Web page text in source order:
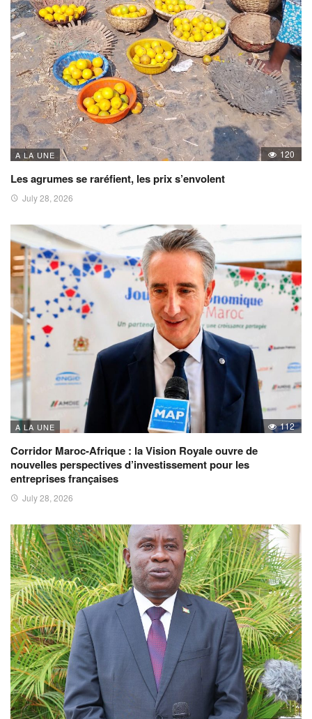
A LA UNE 120
Les agrumes se raréfient, les prix s’envolent
July 28, 2026
A LA UNE 112
Corridor Maroc-Afrique : la Vision Royale ouvre de
nouvelles perspectives d’investissement pour les
entreprises françaises
July 28, 2026